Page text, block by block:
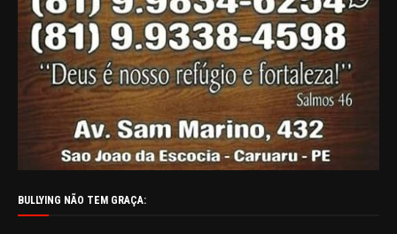
BULLYING NÃO TEM GRAÇA: